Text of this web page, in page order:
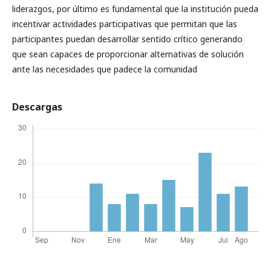
liderazgos, por último es fundamental que la institución pueda
incentivar actividades participativas que permitan que las
participantes puedan desarrollar sentido crítico generando
que sean capaces de proporcionar alternativas de solución
ante las necesidades que padece la comunidad
Descargas